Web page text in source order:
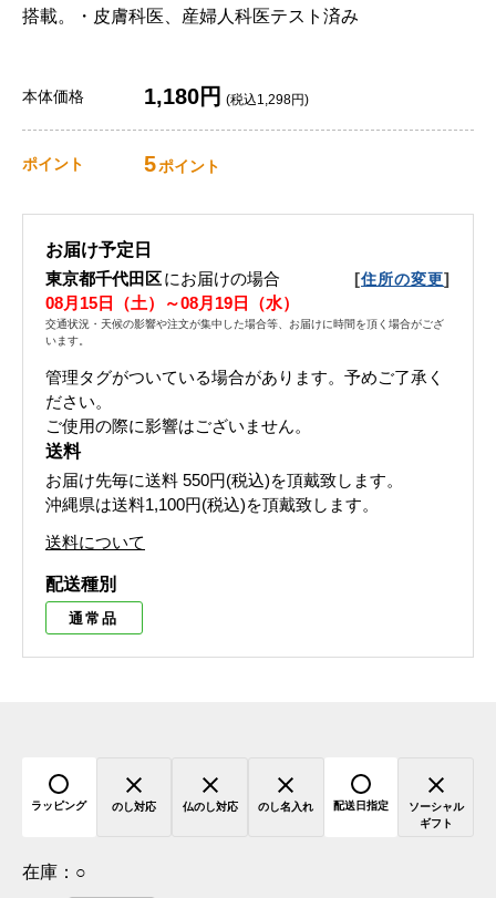
搭載。・皮膚科医、産婦人科医テスト済み
本体価格 1,180円 (税込1,298円)
ポイント 5ポイント
お届け予定日
東京都千代田区にお届けの場合 [住所の変更]
08月15日（土）～08月19日（水）
交通状況・天候の影響や注文が集中した場合等、お届けに時間を頂く場合がござ
います。
管理タグがついている場合があります。予めご了承く
ださい。
ご使用の際に影響はございません。
送料
お届け先毎に送料 550円(税込)を頂戴致します。
沖縄県は送料1,100円(税込)を頂戴致します。
送料について
配送種別
通常品
ラッピング のし対応 仏のし対応 のし名入れ 配送日指定
ソーシャル
ギフト
在庫： ○